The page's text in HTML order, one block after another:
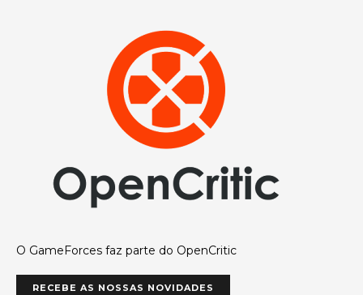
O GameForces faz parte do OpenCritic
RECEBE AS NOSSAS NOVIDADES